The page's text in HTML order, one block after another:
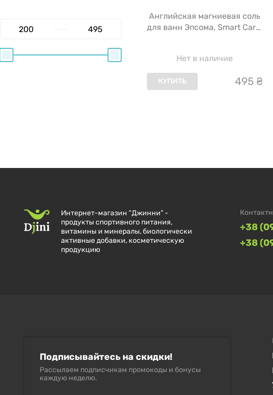
Английская магниевая соль
для ванн Эпсома, Smart Care,
Нет в наличие
КУПИТЬ 495 ₴
Интернет-магазин “Джинни” -
продукты спортивного питания,
витамины и минералы, биологически
активные добавки, косметическую
продукцию
+38
+38
Подписывайтесь на скидки!
Рассылаем подписчикам промокоды и бонусы
каждую неделю.